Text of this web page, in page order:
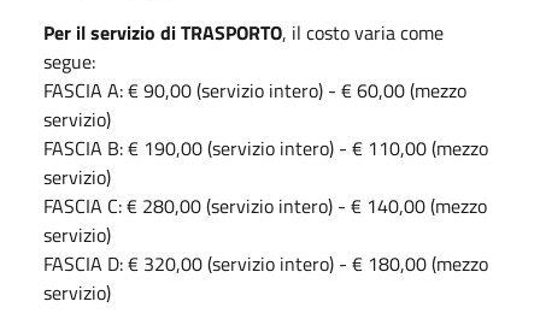
Per il servizio di TRASPORTO, il costo varia come
segue:
FASCIA A: € 90,00 (servizio intero) - € 60,00 (mezzo
servizio)
FASCIA B: € 190,00 (servizio intero) - € 110,00 (mezzo
servizio)
FASCIA C: € 280,00 (servizio intero) - € 140,00 (mezzo
servizio)
FASCIA D: € 320,00 (servizio intero) - € 180,00 (mezzo
servizio)